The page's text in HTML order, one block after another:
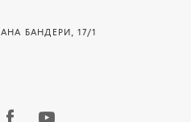
БАНДЕРИ, 17/1